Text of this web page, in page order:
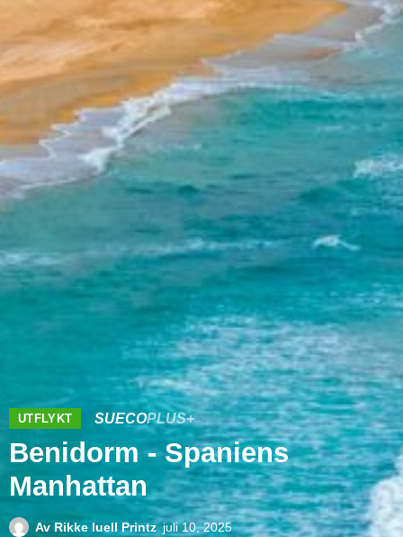
UTFLYKT SUECOPLUS+
Benidorm - Spaniens
Manhattan
Av Rikke Iuell Printz juli 10, 2025